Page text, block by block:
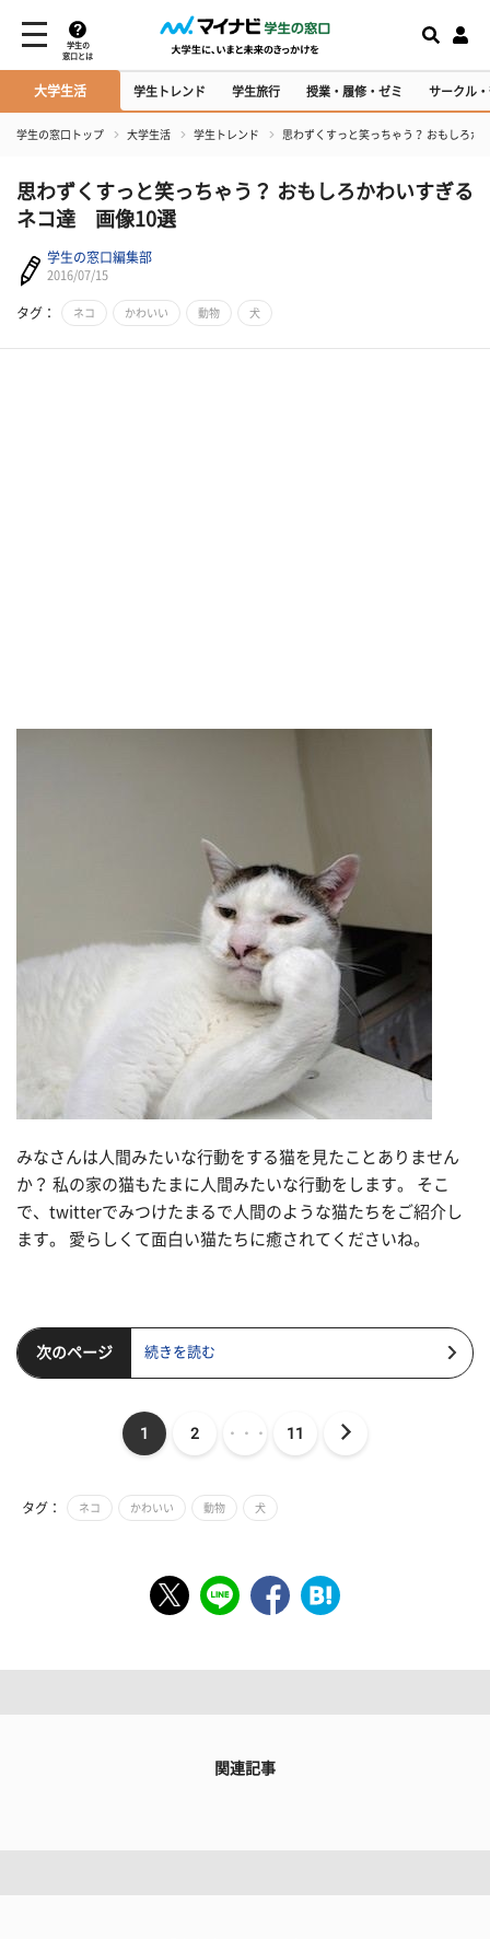
学生の
窓口とは
大学生活 学生トレンド 学生旅行 授業・履修・ゼミ サークル
学生の窓口トップ 大学生活 学生トレンド 思わずくすっと笑っちゃう？ おもしろ
思わずくすっと笑っちゃう？ おもしろかわいすぎる
ネコ達 画像10選
学生の窓口編集部
2016/07/15
タグ： ネコ かわいい 動物 犬
みなさんは人間みたいな行動をする猫を見たことありません
か？ 私の家の猫もたまに人間みたいな行動をします。 そこ
で、twitterでみつけたまるで人間のような猫たちをご紹介し
ます。 愛らしくて面白い猫たちに癒されてくださいね。
次のページ 続きを読む
1 2 ・・・ 11
タグ： ネコ かわいい 動物 犬
関連記事